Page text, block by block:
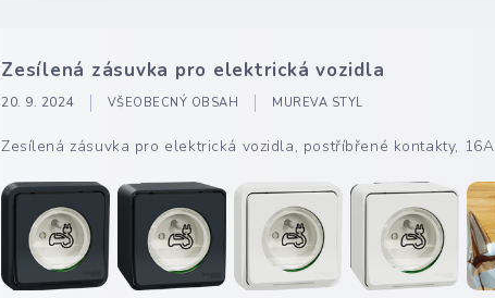
Zesílená zásuvka pro elektrická vozidla
20. 9. 2024 VŠEOBECNÝ OBSAH MUREVA STYL
Zesílená zásuvka pro elektrická vozidla, postříbřené kontakty, 16A